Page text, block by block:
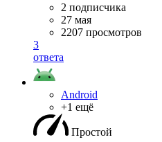
2 подписчика
27 мая
2207 просмотров
3
ответа
Android
+1 ещё
Простой